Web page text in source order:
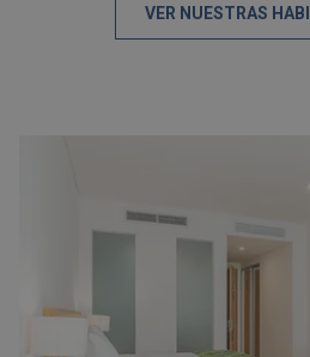
VER NUESTRAS